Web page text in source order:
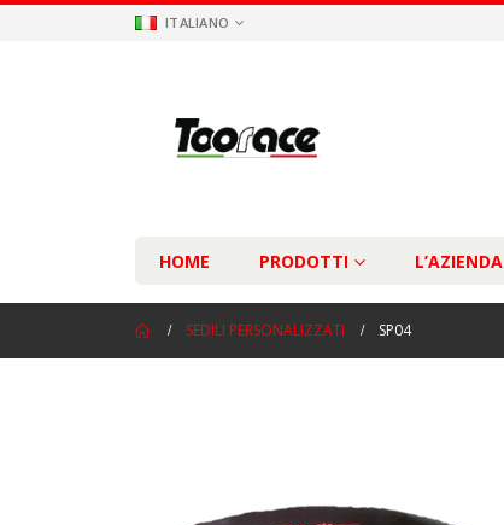
ITALIANO
HOME PRODOTTI L’AZIENDA
SEDILI PERSONALIZZATI SP04